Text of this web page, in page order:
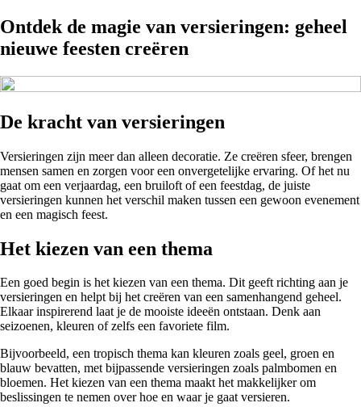
Ontdek de magie van versieringen: geheel
nieuwe feesten creëren
De kracht van versieringen
Versieringen zijn meer dan alleen decoratie. Ze creëren sfeer, brengen
mensen samen en zorgen voor een onvergetelijke ervaring. Of het nu
gaat om een verjaardag, een bruiloft of een feestdag, de juiste
versieringen kunnen het verschil maken tussen een gewoon evenement
en een magisch feest.
Het kiezen van een thema
Een goed begin is het kiezen van een thema. Dit geeft richting aan je
versieringen en helpt bij het creëren van een samenhangend geheel.
Elkaar inspirerend laat je de mooiste ideeën ontstaan. Denk aan
seizoenen, kleuren of zelfs een favoriete film.
Bijvoorbeeld, een tropisch thema kan kleuren zoals geel, groen en
blauw bevatten, met bijpassende versieringen zoals palmbomen en
bloemen. Het kiezen van een thema maakt het makkelijker om
beslissingen te nemen over hoe en waar je gaat versieren.